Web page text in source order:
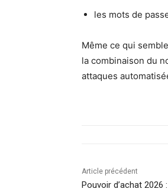
les mots de
Même ce qui
la combinaison du
attaques
Article précédent
Pouvoir d’achat 2026